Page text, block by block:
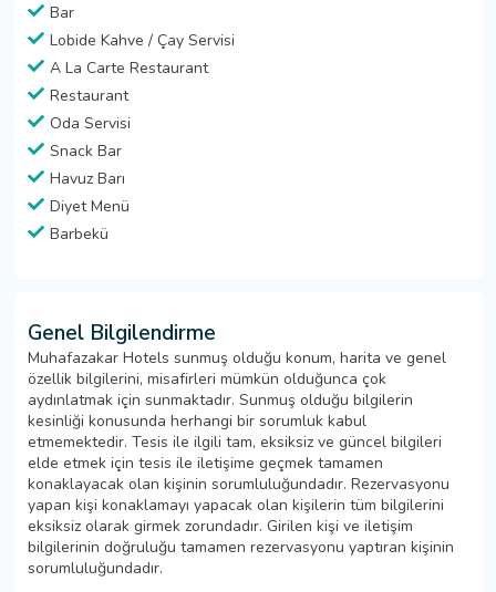
Bar
Lobide Kahve / Çay Servisi
A La Carte Restaurant
Restaurant
Oda Servisi
Snack Bar
Havuz Barı
Diyet Menü
Barbekü
Genel Bilgilendirme
Muhafazakar Hotels sunmuş olduğu konum, harita ve genel
özellik bilgilerini, misafirleri mümkün olduğunca çok
aydınlatmak için sunmaktadır. Sunmuş olduğu bilgilerin
kesinliği konusunda herhangi bir sorumluk kabul
etmemektedir. Tesis ile ilgili tam, eksiksiz ve güncel bilgileri
elde etmek için tesis ile iletişime geçmek tamamen
konaklayacak olan kişinin sorumluluğundadır. Rezervasyonu
yapan kişi konaklamayı yapacak olan kişilerin tüm bilgilerini
eksiksiz olarak girmek zorundadır. Girilen kişi ve iletişim
bilgilerinin doğruluğu tamamen rezervasyonu yaptıran kişinin
sorumluluğundadır.